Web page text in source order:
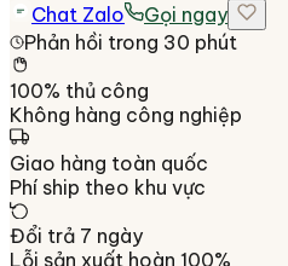
Chat Zalo
Gọi ngay
Phản hồi trong 30 phút
100% thủ công
Không hàng công nghiệp
Giao hàng toàn quốc
Phí ship theo khu vực
Đổi trả 7 ngày
Lỗi sản xuất hoàn 100%